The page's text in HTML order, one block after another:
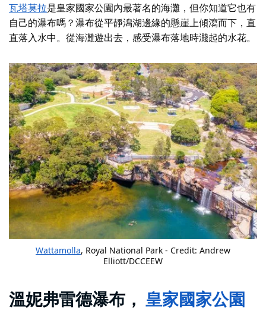
瓦塔莫拉是皇家國家公園內最著名的海灘，但你知道它也有
自己的瀑布嗎？瀑布從平靜潟湖邊緣的懸崖上傾瀉而下，直
直落入水中。從海灘遊出去，感受瀑布落地時濺起的水花。
Wattamolla, Royal National Park - Credit: Andrew
Elliott/DCCEEW
溫妮弗雷德瀑布， 皇家國家公園